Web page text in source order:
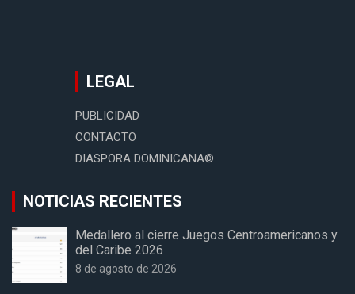
LEGAL
PUBLICIDAD
CONTACTO
DIASPORA DOMINICANA©
NOTICIAS RECIENTES
Medallero al cierre Juegos Centroamericanos y
del Caribe 2026
8 de agosto de 2026